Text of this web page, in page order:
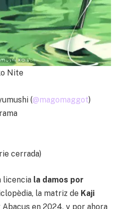
Nite
(@magomaggot)
cerrada)
licencia la damos por
la matriz de Kaji
en 2024, y por ahora